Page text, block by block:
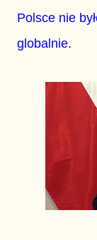
Polsce nie
globalnie.